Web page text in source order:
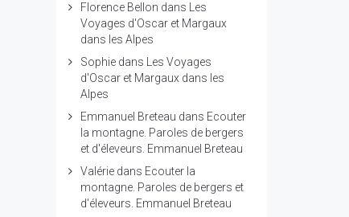
Florence Bellon dans
Les
Voyages d'Oscar et Margaux
dans les Alpes
Sophiedans
Les Voyages
d'Oscar et Margaux dans les
Alpes
Emmanuel Breteau dans Ecouter
la montagne. Paroles de bergers
et d'éleveurs. Emmanuel Breteau
Valériedans Ecouter la
montagne. Paroles de bergers et
d'éleveurs. Emmanuel Breteau